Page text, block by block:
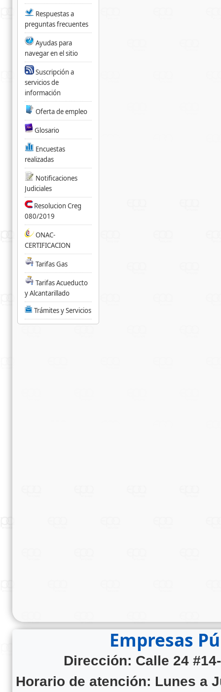
Respuestas a
preguntas frecuentes
Ayudas para
navegar en el sitio
Suscripción a
servicios de
información
Oferta de empleo
Glosario
Encuestas
realizadas
Notificaciones
Judiciales
Resolucion Creg
080/2019
ONAC-
CERTIFICACION
Tarifas Gas
Tarifas Acueducto
y Alcantarillado
Trámites y Servicios
Empresas
Dirección: Calle 24
Horario de atención: Lunes a